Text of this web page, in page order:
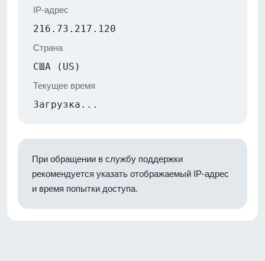
IP-адрес
216.73.217.120
Страна
США (US)
Текущее время
Загрузка...
При обращении в службу поддержки
рекомендуется указать отображаемый IP-адрес
и время попытки доступа.